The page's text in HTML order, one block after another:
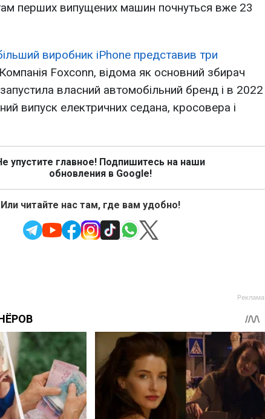
перших випущених машин почнуться вже 23
виробник iPhone представив три
Foxconn, відома як основний збирач
запустила власний автомобільний бренд і в 2022
випуск електричних седана, кросовера і
упустите главное! Подпишитесь на наши
обновления в Google!
Или читайте нас там, где вам удобно!